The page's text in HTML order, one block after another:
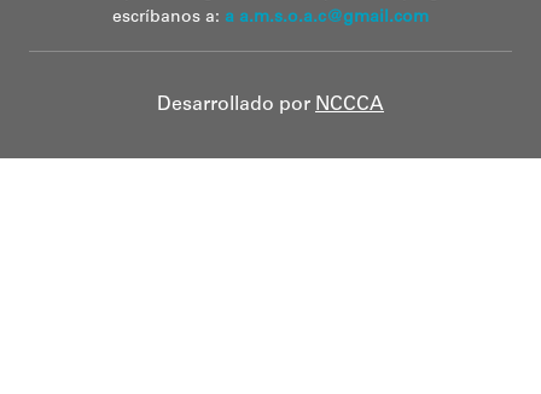
escríbanos a: a a.m.s.o.a.c@gmail.com
Desarrollado por NCCCA